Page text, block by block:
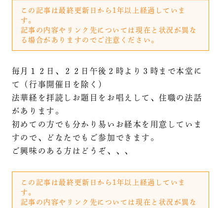
この記事は最終更新日から1年以上経過していま
す。
記事の内容やリンク先については現在と状況が異な
る場合がありますのでご注意ください。
毎月１２日、２２日午後２時より３時まで本堂に
て（行事開催日を除く）
法華経を拝読しお題目をお唱えして、住職の法話
があります。
初めての方でも分かり易いお経本を用意していま
すので、どなたでもご参加できます。
ご興味のある方はどうぞ、、、
この記事は最終更新日から1年以上経過していま
す。
記事の内容やリンク先については現在と状況が異な